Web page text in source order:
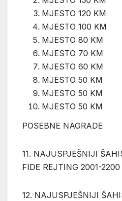
MJESTO 120 KM
MJESTO 100 KM
MJESTO 80 KM
MJESTO 70 KM
MJESTO 60 KM
MJESTO 50 KM
MJESTO 50 KM
MJESTO 50 KM
POSEBNE NAGRADE
11. NAJUSPJEŠNIJI
FIDE REJTING 2001-
12. NAJUSPJEŠNIJI